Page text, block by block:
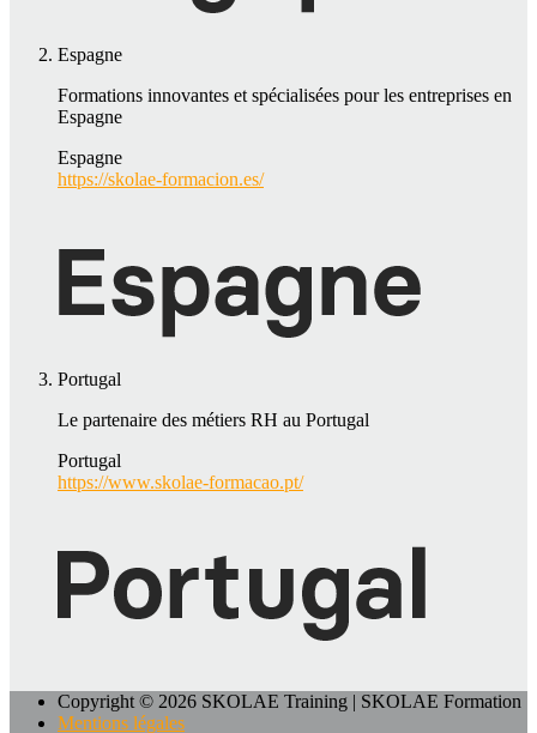
Espagne
Formations innovantes et spécialisées pour les entreprises en
Espagne
Espagne
https://skolae-formacion.es/
Portugal
Le partenaire des métiers RH au Portugal
Portugal
https://www.skolae-formacao.pt/
Copyright © 2026 SKOLAE Training | SKOLAE Formation
Mentions légales